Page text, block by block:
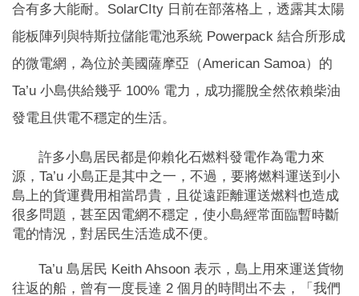
合有多大能耐。SolarCIty 日前在部落格上，透露其太陽
能板陣列與特斯拉儲能電池系統 Powerpack 結合所形成
的微電網，為位於美國薩摩亞（American Samoa）的
Ta’u 小島供給幾乎 100% 電力，成功擺脫全然依賴柴油
發電且供電不穩定的生活。
許多小島居民都是仰賴化石燃料發電作為電力來
源，Ta’u 小島正是其中之一，不過，要將燃料運送到小
島上的貨運費用相當昂貴，且從遠距離運送燃料也造成
很多問題，甚至因電網不穩定，使小島經常面臨暫時斷
電的情況，對居民生活造成不便。
Ta’u 島居民 Keith Ahsoon 表示，島上用來運送貨物
往返的船，曾有一度長達 2 個月的時間出不去，「我們